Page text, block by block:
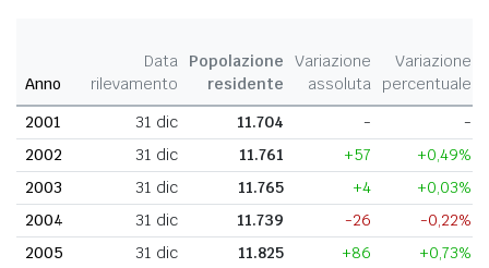
Anno
Data
rilevamento
Popolazione
residente
Variazione
assoluta
Variazione
percentuale
2001
31 dic 11.704 -
-
2002
31 dic 11.761 +57
+0,49%
2003
31 dic 11.765 +4
+0,03%
2004
31 dic 11.739 -26
-0,22%
2005
31 dic 11.825 +86
+0,73%